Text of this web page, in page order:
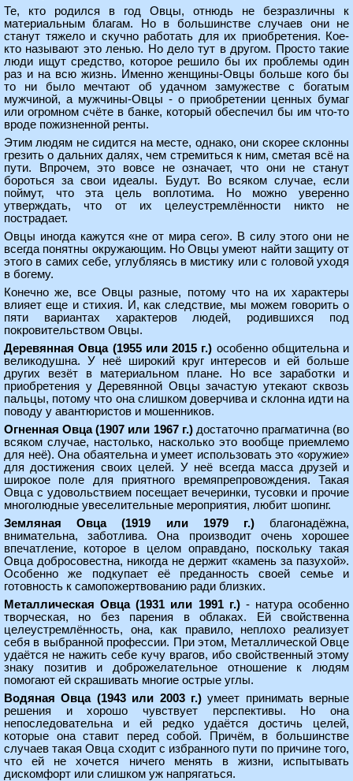
Те, кто родился в год Овцы, отнюдь не безразличны к
материальным благам. Но в большинстве случаев они не
станут тяжело и скучно работать для их приобретения. Кое-
кто называют это ленью. Но дело тут в другом. Просто такие
люди ищут средство, которое решило бы их проблемы один
раз и на всю жизнь. Именно женщины-Овцы больше кого бы
то ни было мечтают об удачном замужестве с богатым
мужчиной, а мужчины-Овцы - о приобретении ценных бумаг
или огромном счёте в банке, который обеспечил бы им что-то
вроде пожизненной ренты.
Этим людям не сидится на месте, однако, они скорее склонны
грезить о дальних далях, чем стремиться к ним, сметая всё на
пути. Впрочем, это вовсе не означает, что они не станут
бороться за свои идеалы. Будут. Во всяком случае, если
поймут, что эта цель воплотима. Но можно уверенно
утверждать, что от их целеустремлённости никто не
пострадает.
Овцы иногда кажутся «не от мира сего». В силу этого они не
всегда понятны окружающим. Но Овцы умеют найти защиту от
этого в самих себе, углубляясь в мистику или с головой уходя
в богему.
Конечно же, все Овцы разные, потому что на их характеры
влияет еще и стихия. И, как следствие, мы можем говорить о
пяти вариантах характеров людей, родившихся под
покровительством Овцы.
Деревянная Овца (1955 или 2015 г.) особенно общительна и
великодушна. У неё широкий круг интересов и ей больше
других везёт в материальном плане. Но все заработки и
приобретения у Деревянной Овцы зачастую утекают сквозь
пальцы, потому что она слишком доверчива и склонна идти на
поводу у авантюристов и мошенников.
Огненная Овца (1907 или 1967 г.)достаточно прагматична (во
всяком случае, настолько, насколько это вообще приемлемо
для неё). Она обаятельна и умеет использовать это «оружие»
для достижения своих целей. У неё всегда масса друзей и
широкое поле для приятного времяпрепровождения. Такая
Овца с удовольствием посещает вечеринки, тусовки и прочие
многолюдные увеселительные мероприятия, любит шопинг.
Земляная Овца (1919 или 1979 г.)благонадёжна,
внимательна, заботлива. Она производит очень хорошее
впечатление, которое в целом оправдано, поскольку такая
Овца добросовестна, никогда не держит «камень за пазухой».
Особенно же подкупает её преданность своей семье и
готовность к самопожертвованию ради близких.
Металлическая Овца (1931 или 1991 г.)- натура особенно
творческая, но без парения в облаках. Ей свойственна
целеустремлённость, она, как правило, неплохо реализует
себя в выбранной профессии. При этом, Металлической Овце
удаётся не нажить себе кучу врагов, ибо свойственный этому
знаку позитив и доброжелательное отношение к людям
помогают ей скрашивать многие острые углы.
Водяная Овца (1943 или 2003 г.)умеет принимать верные
решения и хорошо чувствует перспективы. Но она
непоследовательна и ей редко удаётся достичь целей,
которые она ставит перед собой. Причём, в большинстве
случаев такая Овца сходит с избранного пути по причине того,
что ей не хочется ничего менять в жизни, испытывать
дискомфорт или слишком уж напрягаться.